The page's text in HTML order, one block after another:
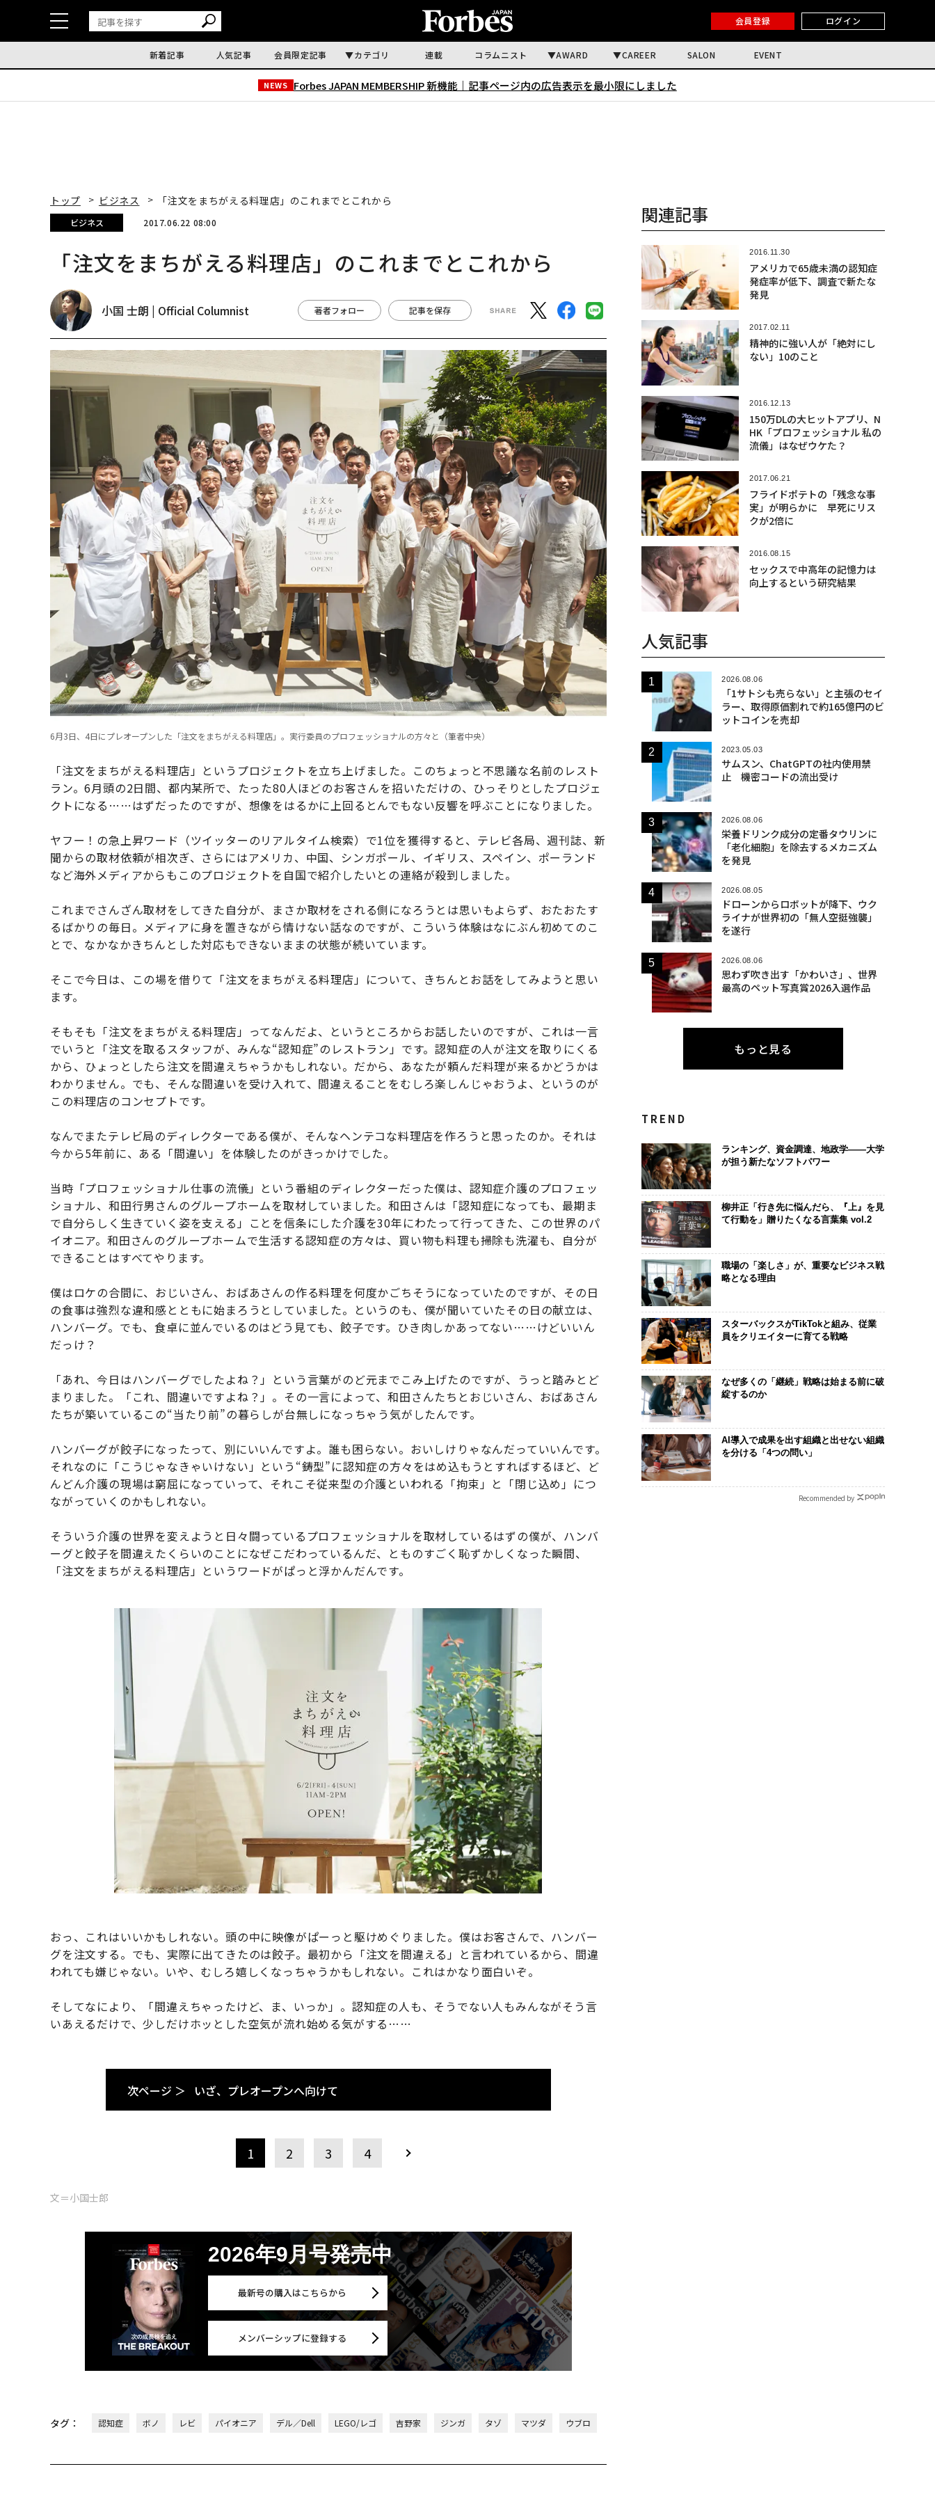
会員登録 ログイン
新着記事 人気記事 会員限定記事 カテゴリ 連載 コラムニスト AWARD CAREER SALON EVENT
NEWS Forbes JAPAN MEMBERSHIP 新機能｜ 記事ページ内の広告表示を最小限にしました
トップ ビジネス 「注文をまちがえる料理店」のこれまでとこれから
ビジネス 2017.06.22 08:00
「注文をまちがえる料理店」のこれまでとこれから
小国 士朗 | Official Columnist 著者フォロー 記事を保存
6月3日、4日にプレオープンした「注文をまちがえる料理店」。実行委員のプロフェッショナルの方々と（筆者中央）
「注文をまちがえる料理店」というプロジェクトを立ち上げました。このちょっと不思議な名前のレスト
ラン。6月頭の2日間、都内某所で、たった80人ほどのお客さんを招いただけの、ひっそりとしたプロジェ
クトになる……はずだったのですが、想像をはるかに上回るとんでもない反響を呼ぶことになりました。
ヤフー！の急上昇ワード（ツイッターのリアルタイム検索）で1位を獲得すると、テレビ各局、週刊誌、新
聞からの取材依頼が相次ぎ、さらにはアメリカ、中国、シンガポール、イギリス、スペイン、ポーランド
など海外メディアからもこのプロジェクトを自国で紹介したいとの連絡が殺到しました。
これまでさんざん取材をしてきた自分が、まさか取材をされる側になろうとは思いもよらず、おたおたす
るばかりの毎日。メディアに身を置きながら情けない話なのですが、こういう体験はなにぶん初めてのこ
とで、なかなかきちんとした対応もできないままの状態が続いています。
そこで今日は、この場を借りて「注文をまちがえる料理店」について、きちんとお話をしてみようと思い
ます。
そもそも「注文をまちがえる料理店」ってなんだよ、というところからお話したいのですが、これは一言
でいうと「注文を取るスタッフが、みんな“認知症”のレストラン」です。認知症の人が注文を取りにくる
から、ひょっとしたら注文を間違えちゃうかもしれない。だから、あなたが頼んだ料理が来るかどうかは
わかりません。でも、そんな間違いを受け入れて、間違えることをむしろ楽しんじゃおうよ、というのが
この料理店のコンセプトです。
なんでまたテレビ局のディレクターである僕が、そんなヘンテコな料理店を作ろうと思ったのか。それは
今から5年前に、ある「間違い」を体験したのがきっかけでした。
当時「プロフェッショナル仕事の流儀」という番組のディレクターだった僕は、認知症介護のプロフェッ
ショナル、和田行男さんのグループホームを取材していました。和田さんは「認知症になっても、最期ま
で自分らしく生きていく姿を支える」ことを信条にした介護を30年にわたって行ってきた、この世界のパ
イオニア。和田さんのグループホームで生活する認知症の方々は、買い物も料理も掃除も洗濯も、自分が
できることはすべてやります。
僕はロケの合間に、おじいさん、おばあさんの作る料理を何度かごちそうになっていたのですが、その日
の食事は強烈な違和感とともに始まろうとしていました。というのも、僕が聞いていたその日の献立は、
ハンバーグ。でも、食卓に並んでいるのはどう見ても、餃子です。ひき肉しかあってない……けどいいん
だっけ？
「あれ、今日はハンバーグでしたよね？」という言葉がのど元までこみ上げたのですが、うっと踏みとど
まりました。「これ、間違いですよね？」。その一言によって、和田さんたちとおじいさん、おばあさん
たちが築いているこの“当たり前”の暮らしが台無しになっちゃう気がしたんです。
ハンバーグが餃子になったって、別にいいんですよ。誰も困らない。おいしけりゃなんだっていいんです。
それなのに「こうじゃなきゃいけない」という“鋳型”に認知症の方々をはめ込もうとすればするほど、ど
んどん介護の現場は窮屈になっていって、それこそ従来型の介護といわれる「拘束」と「閉じ込め」につ
ながっていくのかもしれない。
そういう介護の世界を変えようと日々闘っているプロフェッショナルを取材しているはずの僕が、ハンバ
ーグと餃子を間違えたくらいのことになぜこだわっているんだ、とものすごく恥ずかしくなった瞬間、
「注文をまちがえる料理店」というワードがぱっと浮かんだんです。
おっ、これはいいかもしれない。頭の中に映像がぱーっと駆けめぐりました。僕はお客さんで、ハンバー
グを注文する。でも、実際に出てきたのは餃子。最初から「注文を間違える」と言われているから、間違
われても嫌じゃない。いや、むしろ嬉しくなっちゃうかもしれない。これはかなり面白いぞ。
そしてなにより、「間違えちゃったけど、ま、いっか」。認知症の人も、そうでない人もみんながそう言
いあえるだけで、少しだけホッとした空気が流れ始める気がする……
次ページ ＞ いざ、プレオープンへ向けて
1 2 3 4
文＝小国士郎
2026年9月号発売中
最新号の購入はこちらから
メンバーシップに登録する
タグ： 認知症 ボノ レビ パイオニア デル／Dell LEGO/レゴ 吉野家 ジンガ タゾ マツダ ウブロ
関連記事
2016.11.30
アメリカで65歳未満の認知症
発症率が低下、調査で新たな
発見
2017.02.11
精神的に強い人が「絶対にし
ない」10のこと
2016.12.13
150万DLの大ヒットアプリ、N
HK「プロフェッショナル 私の
流儀」はなぜウケた？
2017.06.21
フライドポテトの「残念な事
実」が明らかに 早死にリス
クが2倍に
2016.08.15
セックスで中高年の記憶力は
向上するという研究結果
人気記事
2026.08.06
「1サトシも売らない」と主張のセイ
ラー、取得原価割れで約165億円のビ
ットコインを売却
2023.05.03
サムスン、ChatGPTの社内使用禁
止 機密コードの流出受け
2026.08.06
栄養ドリンク成分の定番タウリンに
「老化細胞」を除去するメカニズム
を発見
2026.08.05
ドローンからロボットが降下、ウク
ライナが世界初の「無人空挺強襲」
を遂行
2026.08.06
思わず吹き出す「かわいさ」、世界
最高のペット写真賞2026入選作品
もっと見る
TREND
ランキング、資金調達、地政学——大学
が担う新たなソフトパワー
柳井正「行き先に悩んだら、『上』を見
て行動を」贈りたくなる言葉集 vol.2
職場の「楽しさ」が、重要なビジネス戦
略となる理由
スターバックスがTikTokと組み、従業
員をクリエイターに育てる戦略
なぜ多くの「継続」戦略は始まる前に破
綻するのか
AI導入で成果を出す組織と出せない組織
を分ける「4つの問い」
Recommended by